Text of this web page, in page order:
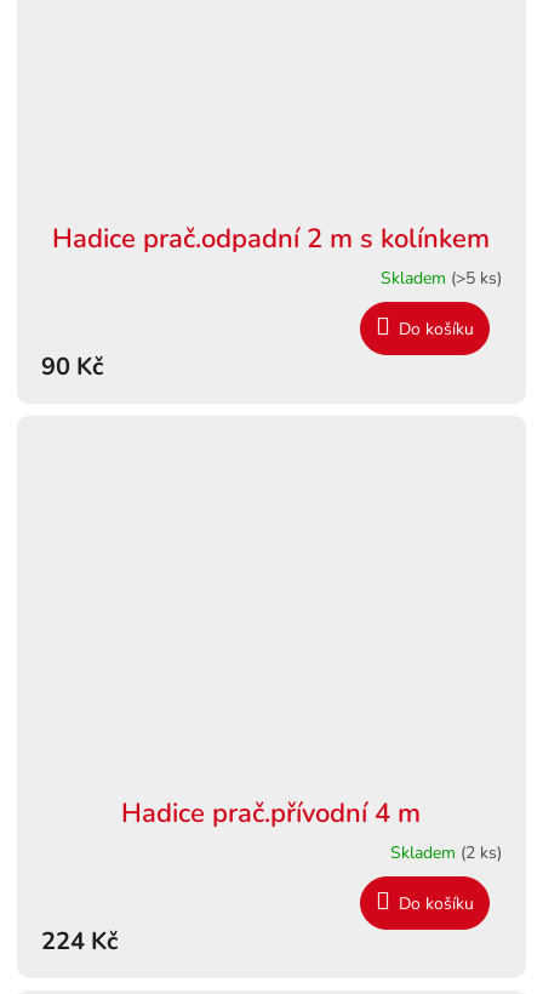
Hadice prač.odpadní 2 m s kolínkem
Skladem (>5 ks)
90 Kč
Do košíku
Hadice prač.přívodní 4 m
Skladem (2 ks)
224 Kč
Do košíku